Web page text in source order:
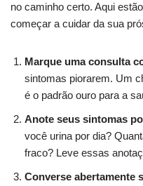
no caminho certo. Aqui
começar a cuidar da sua
Marque uma consulta
sintomas piorarem. Um
é o padrão ouro para a
Anote seus sintomas
você urina por dia?
fraco? Leve essas
Converse abertamente